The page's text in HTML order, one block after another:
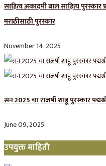
साहित्य अकादमी बाल साहित्य पुरस्कार
मराठीसाठी पुरस्कार
November 14, 2025
सन 2025 चा राजर्षी शाहू पुरस्कार
June 09, 2025
उपयुक्त माहिती